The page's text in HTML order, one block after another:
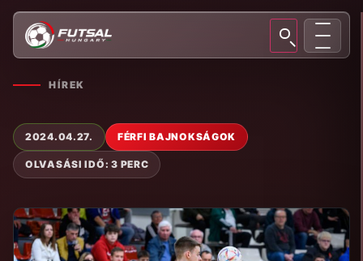
HÍREK
2024.04.27. FÉRFI BAJNOKSÁGOK
OLVASÁSI IDŐ: 3 PERC